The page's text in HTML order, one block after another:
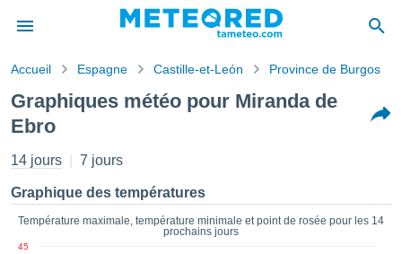
de
a
des
Accueil Espagne Castille-et-León Province de Burgos
Graphiques météo pour Miranda de
Ebro
14 jours 7 jours
Graphique des températures
Température maximale, température minimale et point de rosée pour les 14
prochains jours
45